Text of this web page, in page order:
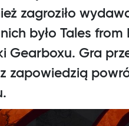
zagroziło
było Tales
Gearboxu. Gra
zapowiedzią